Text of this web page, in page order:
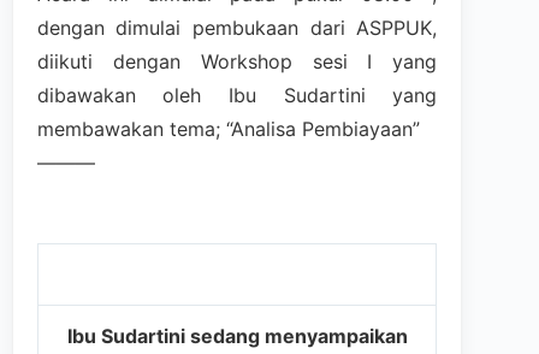
dengan dimulai pembukaan dari ASPPUK,
diikuti dengan Workshop sesi I yang
dibawakan oleh Ibu Sudartini yang
membawakan tema; “Analisa Pembiayaan”
———
Ibu Sudartini sedang menyampaikan